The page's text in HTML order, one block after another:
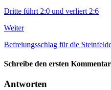
Dritte führt 2:0 und verliert 2:6
Weiter
Befreiungsschlag für die
Schreibe den ersten Kommentar
Antworten